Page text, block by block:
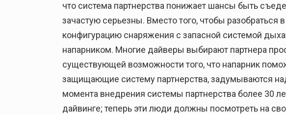
что система партнерства понижает шансы быть
зачастую серьезны. Вместо того, чтобы
конфигурацию снаряжения с запасной системой
напарником. Многие дайверы выбирают партнера
существующей возможности того, что напарник
защищающие систему партнерства, задумываются
момента внедрения системы партнерства более 30
дайвинге; теперь эти люди должны посмотреть на